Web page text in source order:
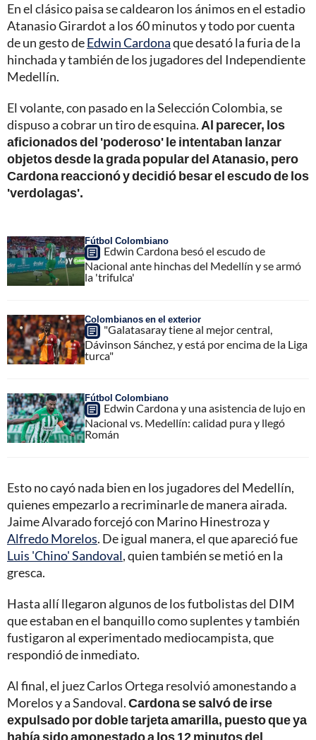
En el clásico paisa se caldearon los ánimos en el estadio
Atanasio Girardot a los 60 minutos y todo por cuenta
de un gesto deEdwin Cardonaque desató la furia de la
hinchada y también de los jugadores del Independiente
Medellín.
El volante, con pasado en la Selección Colombia, se
dispuso a cobrar un tiro de esquina. Al parecer, los
aficionados del 'poderoso' le intentaban lanzar
objetos desde la grada popular del Atanasio, pero
Cardona reaccionó y decidió besar el escudo de los
'verdolagas'.
Fútbol Colombiano
Edwin Cardona besó el escudo de
Nacional ante hinchas del Medellín y se armó
la 'trifulca'
Colombianos en el exterior
"Galatasaray tiene al mejor central,
Dávinson Sánchez, y está por encima de la Liga
turca"
Fútbol Colombiano
Edwin Cardona y una asistencia de lujo en
Nacional vs. Medellín: calidad pura y llegó
Román
Esto no cayó nada bien en los jugadores del Medellín,
quienes empezarlo a recriminarle de manera airada.
Jaime Alvarado forcejó con Marino Hinestroza y
Alfredo Morelos. De igual manera, el que apareció fue
Luis 'Chino' Sandoval, quien también se metió en la
gresca.
Hasta allí llegaron algunos de los futbolistas del DIM
que estaban en el banquillo como suplentes y también
fustigaron al experimentado mediocampista, que
respondió de inmediato.
Al final, el juez Carlos Ortega resolvió amonestando a
Morelos y a Sandoval.Cardona se salvó de irse
expulsado por doble tarjeta amarilla, puesto que ya
había sido amonestado a los 12 minutos del